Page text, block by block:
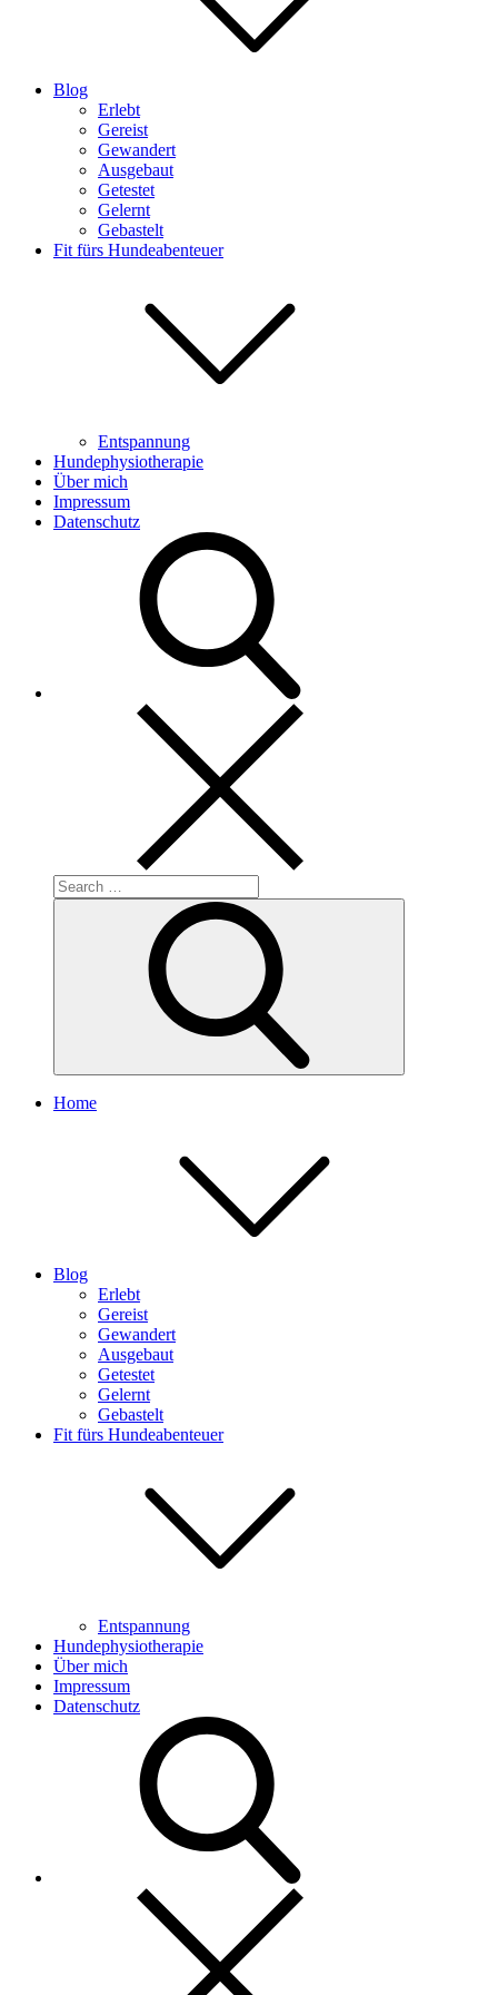
Blog
Erlebt
Gereist
Gewandert
Ausgebaut
Getestet
Gelernt
Gebastelt
Fit fürs Hundeabenteuer
Entspannung
Hundephysiotherapie
Über mich
Impressum
Datenschutz
Search
for:
Home
Blog
Erlebt
Gereist
Gewandert
Ausgebaut
Getestet
Gelernt
Gebastelt
Fit fürs Hundeabenteuer
Entspannung
Hundephysiotherapie
Über mich
Impressum
Datenschutz